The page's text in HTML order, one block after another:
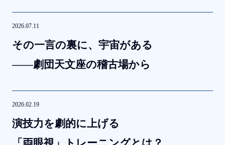
2026.07.11
その一言の裏に、 宇宙がある
——劇団天文座の稽古場から
2026.02.19
演技力を劇的に上げる